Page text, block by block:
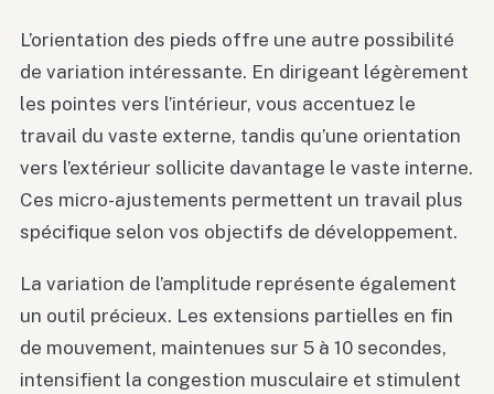
L’orientation des pieds offre une autre possibilité
de variation intéressante. En dirigeant légèrement
les pointes vers l’intérieur, vous accentuez le
travail du vaste externe, tandis qu’une orientation
vers l’extérieur sollicite davantage le vaste interne.
Ces micro-ajustements permettent un travail plus
spécifique selon vos objectifs de développement.
La variation de l’amplitude représente également
un outil précieux. Les extensions partielles en fin
de mouvement, maintenues sur 5 à 10 secondes,
intensifient la congestion musculaire et stimulent